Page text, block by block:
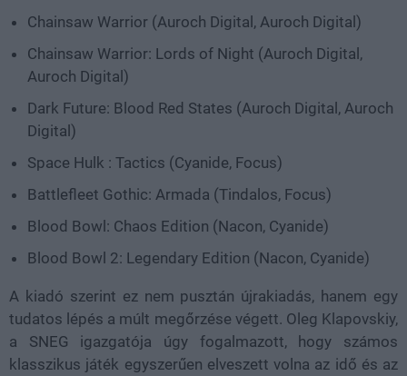
Chainsaw Warrior (Auroch Digital, Auroch Digital)
Chainsaw Warrior: Lords of Night (Auroch Digital,
Auroch Digital)
Dark Future: Blood Red States (Auroch Digital, Auroch
Digital)
Space Hulk : Tactics (Cyanide, Focus)
Battlefleet Gothic: Armada (Tindalos, Focus)
Blood Bowl: Chaos Edition (Nacon, Cyanide)
Blood Bowl 2: Legendary Edition (Nacon, Cyanide)
A kiadó szerint ez nem pusztán újrakiadás, hanem egy
tudatos lépés a múlt megőrzése végett. Oleg Klapovskiy,
a SNEG igazgatója úgy fogalmazott, hogy számos
klasszikus játék egyszerűen elveszett volna az idő és az